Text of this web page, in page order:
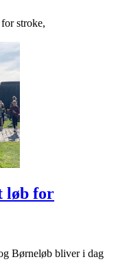
stroke,
løb for
Børneløb bliver i dag